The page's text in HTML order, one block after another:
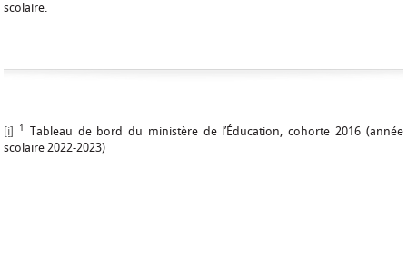
scolaire.
[i] 1
Tableau de bord du ministère de l’Éducation, cohorte 2016 (année
scolaire 2022-2023)